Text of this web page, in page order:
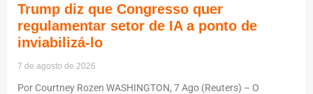
Trump diz que Congresso quer
regulamentar setor de IA a ponto de
inviabilizá-lo
7 de agosto de 2026
Por Courtney Rozen WASHINGTON, 7 Ago (Reuters) – O